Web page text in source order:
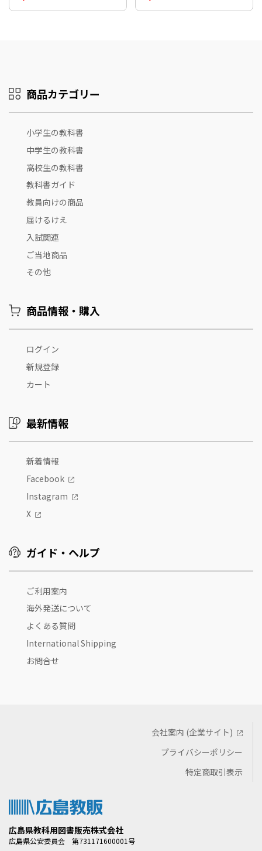
商品カテゴリー
小学生の教科書
中学生の教科書
高校生の教科書
教科書ガイド
教員向けの商品
届けるけえ
入試関連
ご当地商品
その他
商品情報・購入
ログイン
新規登録
カート
最新情報
新着情報
Facebook
Instagram
X
ガイド・ヘルプ
ご利用案内
海外発送について
よくある質問
International Shipping
お問合せ
広島県教科用図書販売株式会社
広島県公安委員会 第731171600001号
会社案内 (企業サイト)
プライバシーポリシー
特定商取引表示